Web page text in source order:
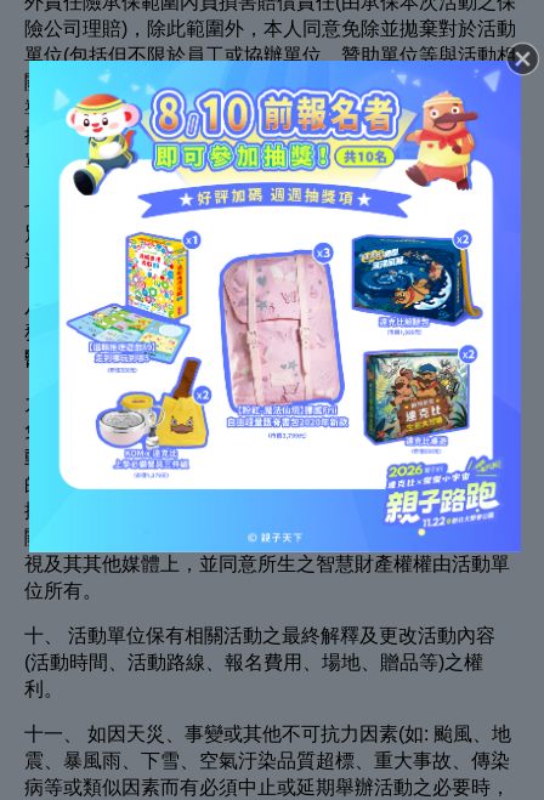
險公司理賠)，除此範圍外，本人同意免除並拋棄對於活動
單位(包括但不限於員工或協辦單位、贊助單位等與活動相
關之單位及人員)之損害賠償請求權。另外就本人自身因素
導致本人或第三人之人身或財產損害時，應由本人自行負
擔，不得向活動單位(包括但不限於員工或協辦單位、贊助
單位等與活動相關之單位及人員)請求損害賠償。
七、 參與者應將號碼布別於胸前，以利工作人員、裁判識
別，如無號碼布者視同陪跑，工作人員有權請求其離開賽
道並拒絕其參與活動，其繳交的報名費亦不退還。
八、 本人同意接受活動單位提供之急救等緊急醫療相關服
務，且本人或本人之監護人同意免除所有因活動單位提供
醫療協助或服務衍生之損害賠償責任。
九、 本人同意活動單位有權於活動中進行拍攝或錄影，並
免費授權活動單位就本活動中本人之肖像、照片、錄影、
動畫、錄音及任何本人參與活動之相關敘述說明為合法目
的之使用、展出或登載 (包括但不限於重製、出售、公開
播送、傳輸等)於主辦單位網站及刊物，並亦知悉及同意相
關拍攝及錄影之素材會由活動單位發表於平面、網路、電
視及其其他媒體上，並同意所生之智慧財產權權由活動單
位所有。
十、 活動單位保有相關活動之最終解釋及更改活動內容
(活動時間、活動路線、報名費用、場地、贈品等)之權
利。
十一、 如因天災、事變或其他不可抗力因素(如: 颱風、地
震、暴風雨、下雪、空氣汙染品質超標、重大事故、傳染
病等或類似因素而有必須中止或延期舉辦活動之必要時，